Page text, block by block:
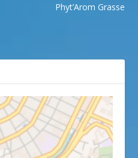
Phyt’Arom Grasse